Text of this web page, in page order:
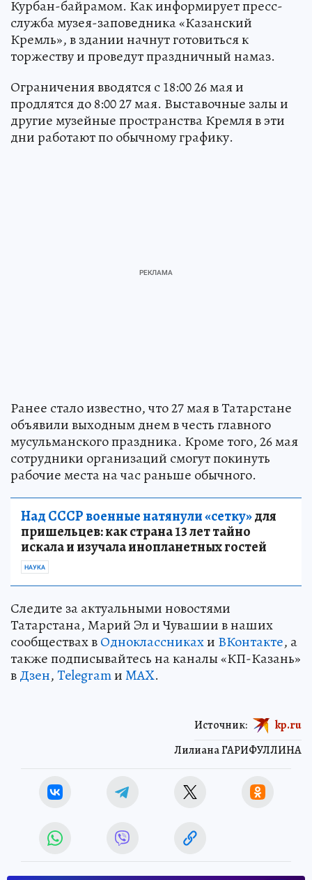
Курбан-байрамом. Как информирует пресс-
служба музея-заповедника «Казанский
Кремль», в здании начнут готовиться к
торжеству и проведут праздничный намаз.
Ограничения вводятся с 18:00 26 мая и
продлятся до 8:00 27 мая. Выставочные залы и
другие музейные пространства Кремля в эти
дни работают по обычному графику.
Ранее стало известно, что 27 мая в Татарстане
объявили выходным днем в честь главного
мусульманского праздника. Кроме того, 26 мая
сотрудники организаций смогут покинуть
рабочие места на час раньше обычного.
Над СССР военные натянули «сетку»для
пришельцев: как страна 13 лет тайно
искала и изучала инопланетных гостей
НАУКА
Следите за актуальными новостями
Татарстана, Марий Эл и Чувашии в наших
сообществах вОдноклассникахи ВКонтакте, а
также подписывайтесь на каналы «КП-Казань»
вДзен,TelegramиMAX.
Лилиана ГАРИФУЛЛИНА
Источник: kp.ru